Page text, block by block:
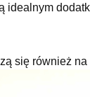
idealnym
się również